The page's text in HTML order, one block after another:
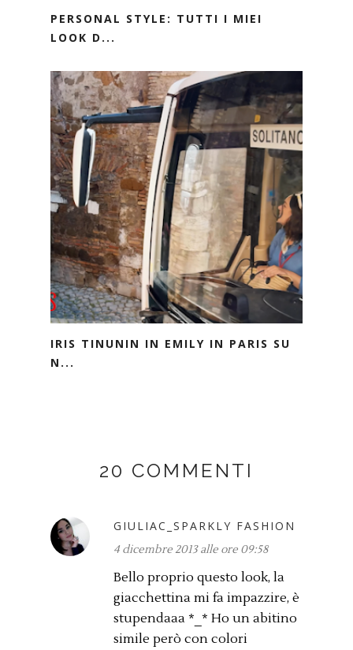
PERSONAL STYLE: TUTTI I MIEI
LOOK D...
IRIS TINUNIN IN EMILY IN PARIS SU
N...
20 COMMENTI
GIULIAC_SPARKLY FASHION
4 dicembre 2013 alle ore 09:58
Bello proprio questo look, la
giacchettina mi fa impazzire, è
stupendaaa *_* Ho un abitino
simile però con colori